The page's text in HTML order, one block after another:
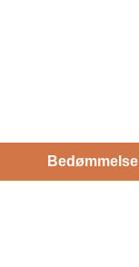
Bedømmelse